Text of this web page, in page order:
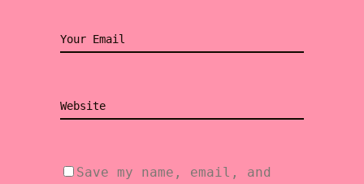
Save my name, email, and